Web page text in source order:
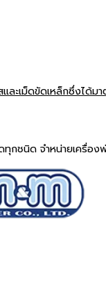
และเม็ดขัดเหล็กซึ่งไ
ทุกชนิด จำหน่ายเครื่